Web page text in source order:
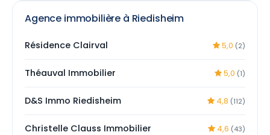
Agence immobilière à Riedisheim
Résidence Clairval 5,0 (2)
Théauval Immobilier 5,0 (1)
D&S Immo Riedisheim 4,8 (112)
Christelle Clauss Immobilier 4,6 (43)